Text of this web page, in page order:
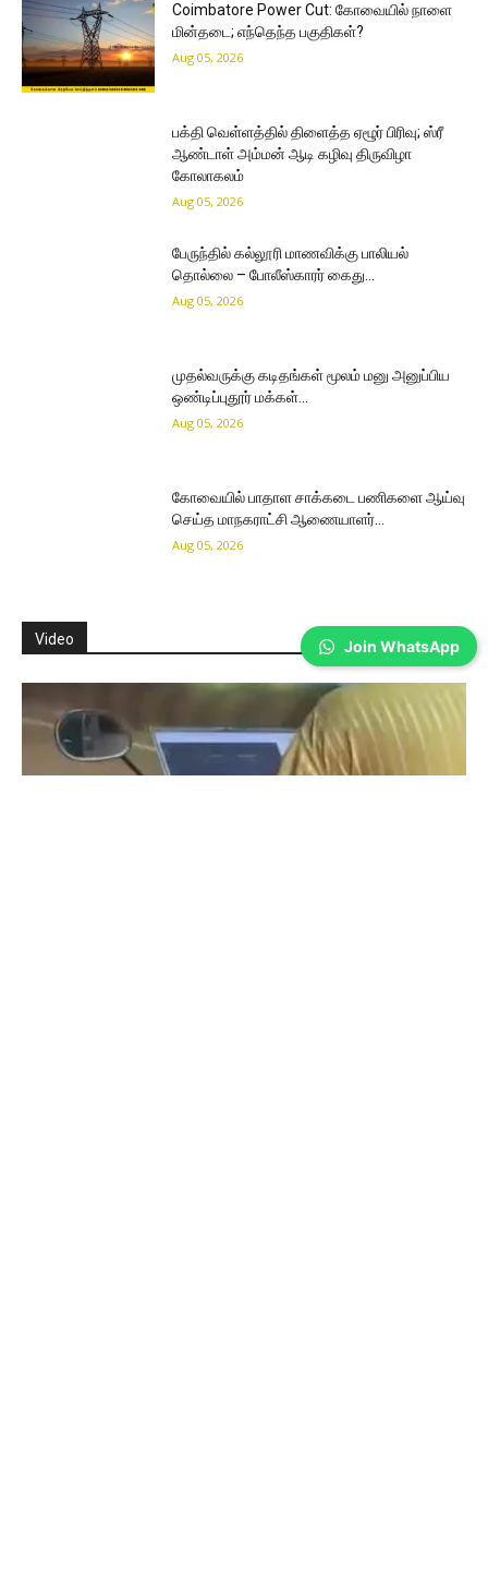
Coimbatore Power Cut: கோவையில் நாளை
மின்தடை; எந்தெந்த பகுதிகள்?
Aug 05, 2026
பக்தி வெள்ளத்தில் திளைத்த ஏழூர் பிரிவு; ஸ்ரீ
ஆண்டாள் அம்மன் ஆடி கழிவு திருவிழா
கோலாகலம்
Aug 05, 2026
பேருந்தில் கல்லூரி மாணவிக்கு பாலியல்
தொல்லை – போலீஸ்காரர் கைது…
Aug 05, 2026
முதல்வருக்கு கடிதங்கள் மூலம் மனு அனுப்பிய
ஒண்டிப்புதூர் மக்கள்…
Aug 05, 2026
கோவையில் பாதாள சாக்கடை பணிகளை ஆய்வு
செய்த மாநகராட்சி ஆணையாளர்…
Aug 05, 2026
Video Join WhatsApp